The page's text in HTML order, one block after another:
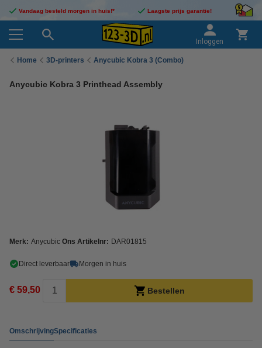
Vandaag besteld morgen in huis!* Laagste prijs garantie!
Inloggen
Home 3D-printers Anycubic Kobra 3 (Combo)
Anycubic Kobra 3 Printhead Assembly
Merk: Anycubic Ons Artikelnr: DAR01815
Direct leverbaar Morgen in huis
€ 59,50 Bestellen
OmschrijvingSpecificaties